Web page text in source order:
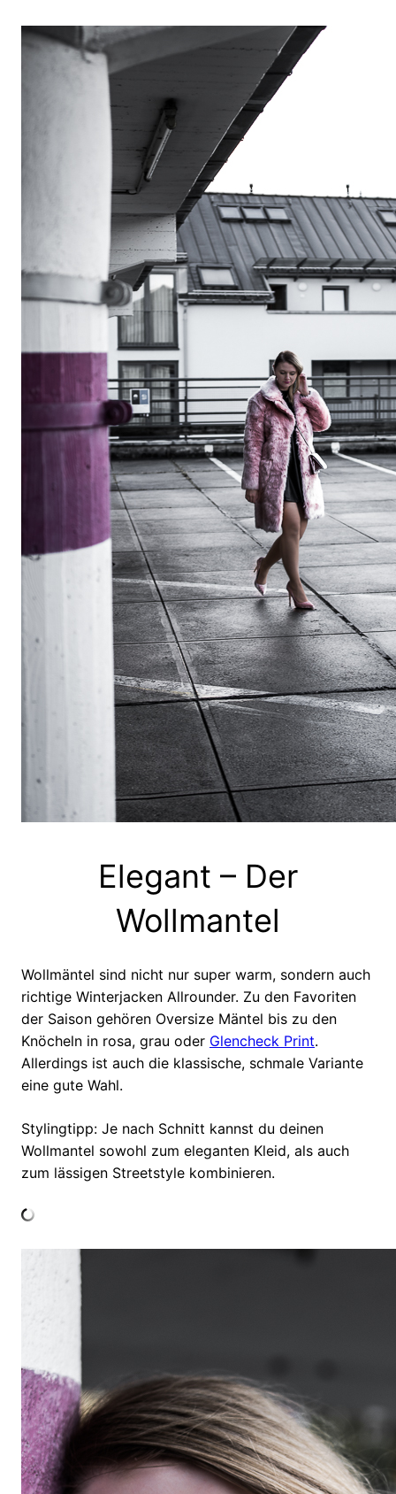
Elegant – Der
Wollmantel
Wollmäntel sind nicht nur super warm, sondern auch
richtige Winterjacken Allrounder. Zu den Favoriten
der Saison gehören Oversize Mäntel bis zu den
Knöcheln in rosa, grau oder Glencheck Print.
Allerdings ist auch die klassische, schmale Variante
eine gute Wahl.
Stylingtipp: Je nach Schnitt kannst du deinen
Wollmantel sowohl zum eleganten Kleid, als auch
zum lässigen Streetstyle kombinieren.